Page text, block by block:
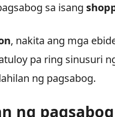
sa isang
, nakita ang mga
pa ring sinusuri
ng pagsabog.
ng pagsabog